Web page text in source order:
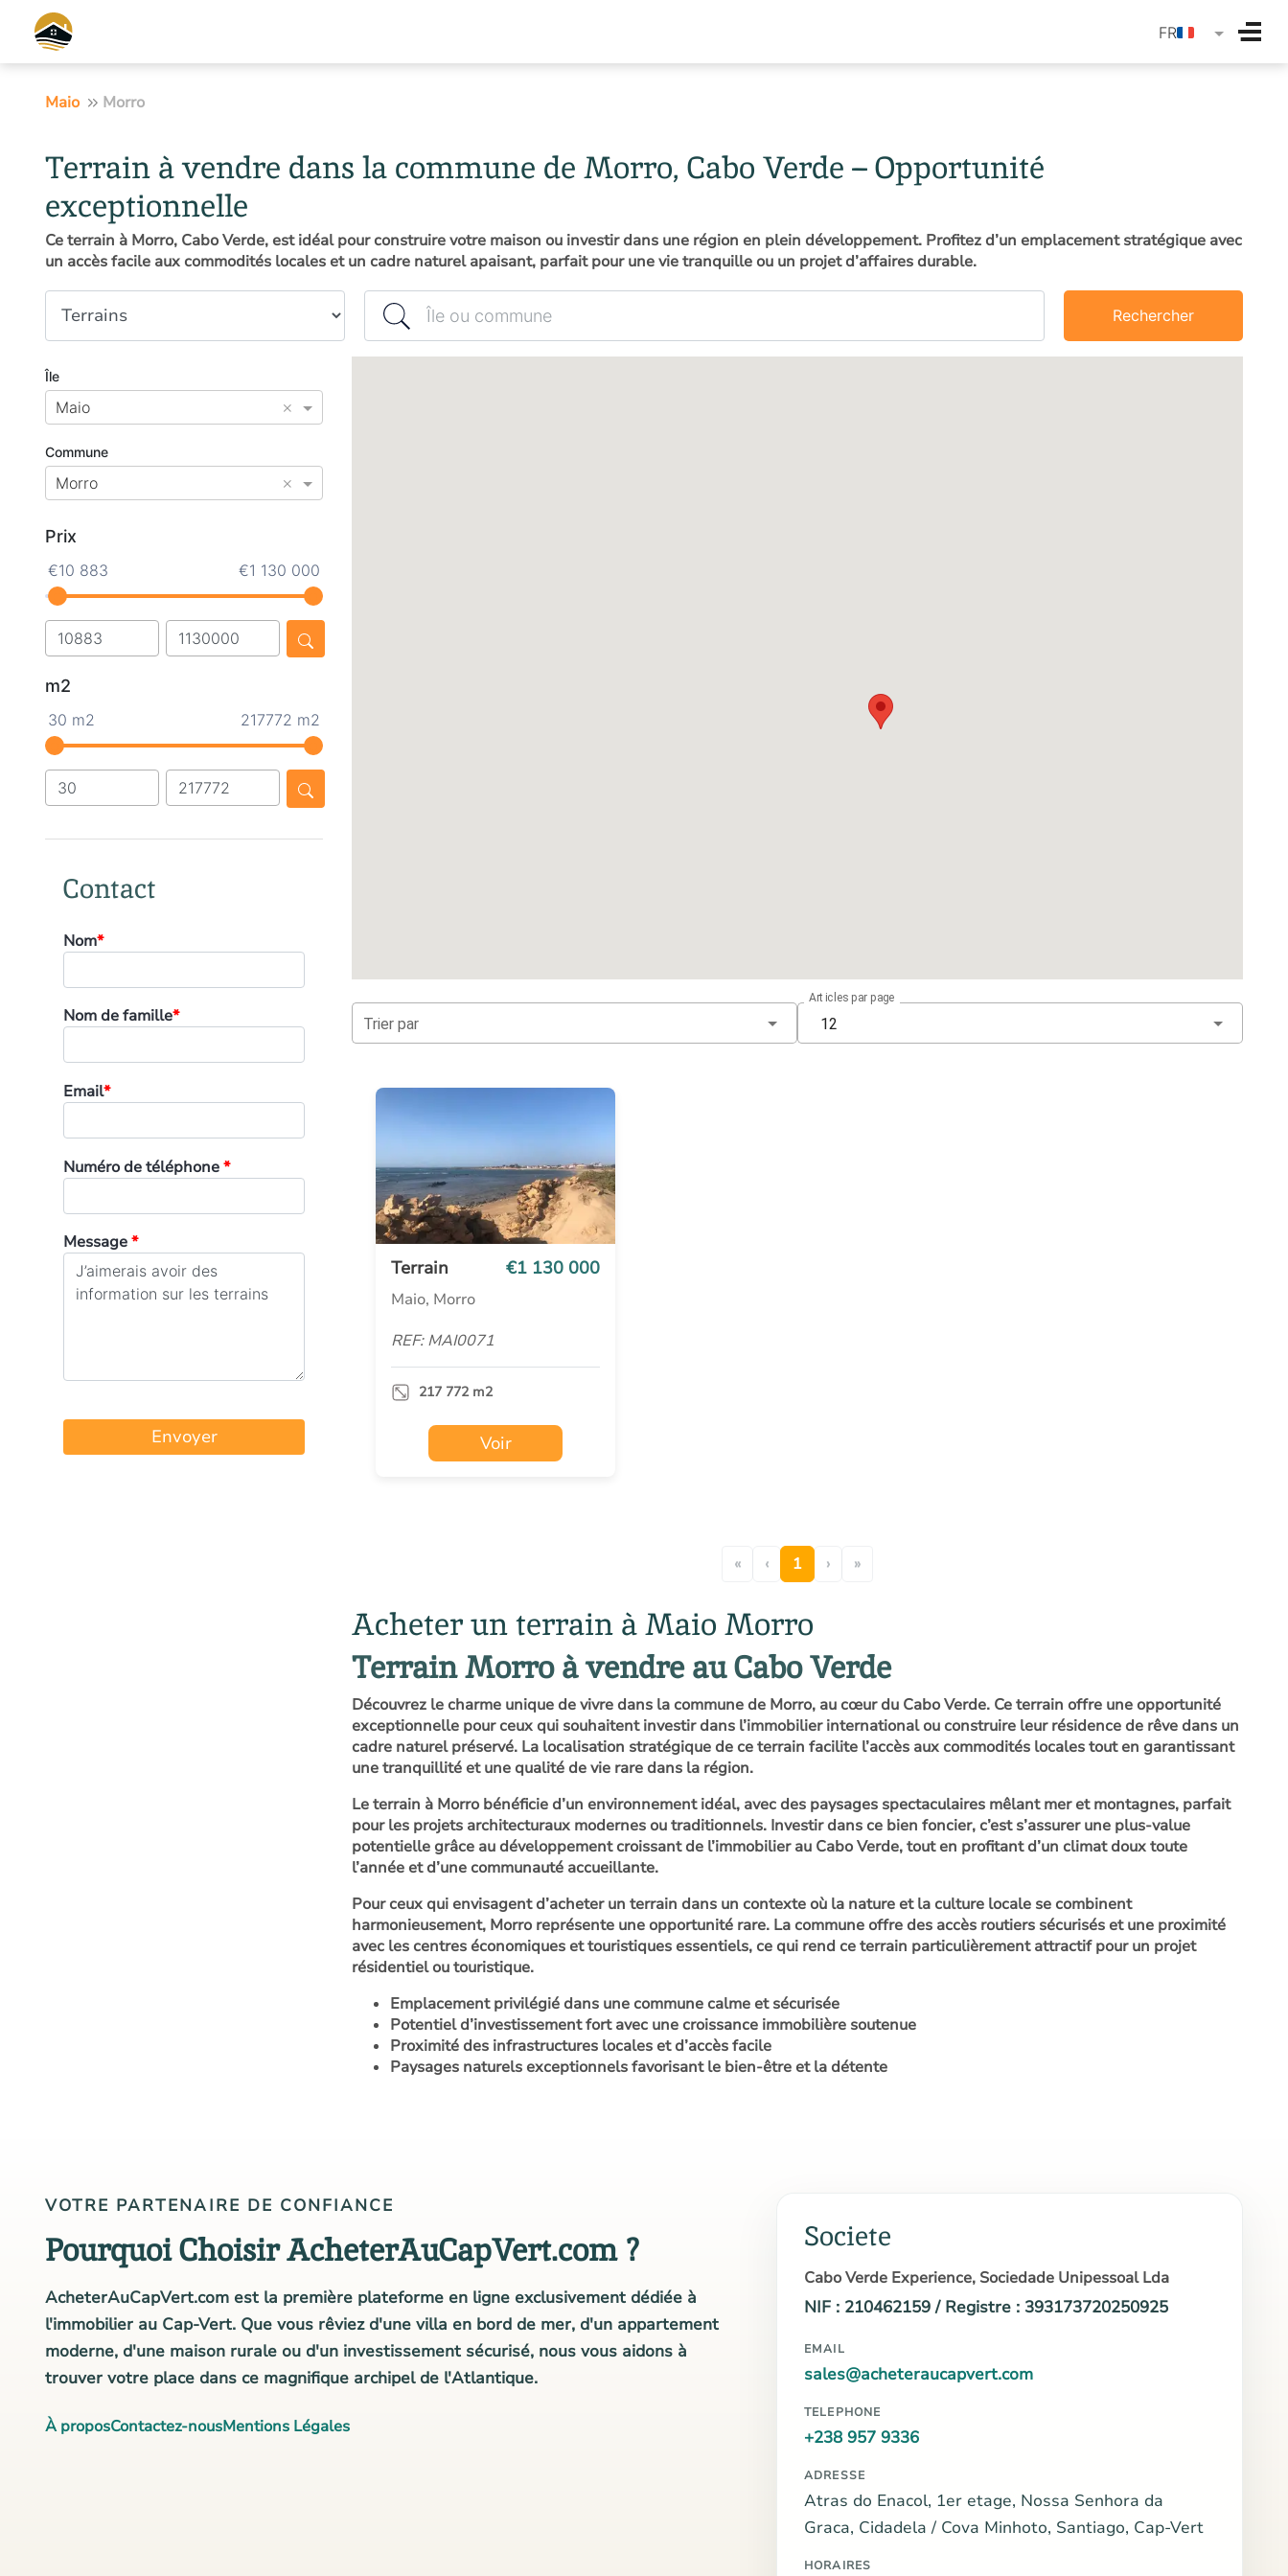
FR
Maio Morro
Terrain à vendre dans la commune de Morro, Cabo Verde – Opportunité
exceptionnelle
Ce terrain à Morro, Cabo Verde, est idéal pour construire votre maison ou investir dans une région en plein développement. Profitez d’un emplacement stratégique avec
un accès facile aux commodités locales et un cadre naturel apaisant, parfait pour une vie tranquille ou un projet d’affaires durable.
Île ou commune
Rechercher
Île
Maio ×
Commune
Morro ×
Prix
€10 883 €1 130 000
m2
30 m2 217772 m2
Contact
Nom*
Nom de famille*
Email*
Numéro de téléphone*
Message*
Envoyer
Trier par 12
Articles par page
Terrain €1 130 000
Maio, Morro
REF: MAI0071
217 772 m2
Voir
« ‹ 1 › »
Acheter un terrain à Maio Morro
Terrain Morro à vendre au Cabo Verde
Découvrez le charme unique de vivre dans la commune de Morro, au cœur du Cabo Verde. Ce terrain offre une opportunité
exceptionnelle pour ceux qui souhaitent investir dans l’immobilier international ou construire leur résidence de rêve dans un
cadre naturel préservé. La localisation stratégique de ce terrain facilite l’accès aux commodités locales tout en garantissant
une tranquillité et une qualité de vie rare dans la région.
Le terrain à Morro bénéficie d’un environnement idéal, avec des paysages spectaculaires mêlant mer et montagnes, parfait
pour les projets architecturaux modernes ou traditionnels. Investir dans ce bien foncier, c’est s’assurer une plus-value
potentielle grâce au développement croissant de l’immobilier au Cabo Verde, tout en profitant d’un climat doux toute
l’année et d’une communauté accueillante.
Pour ceux qui envisagent d’acheter un terrain dans un contexte où la nature et la culture locale se combinent
harmonieusement, Morro représente une opportunité rare. La commune offre des accès routiers sécurisés et une proximité
avec les centres économiques et touristiques essentiels, ce qui rend ce terrain particulièrement attractif pour un projet
résidentiel ou touristique.
Emplacement privilégié dans une commune calme et sécurisée
Potentiel d’investissement fort avec une croissance immobilière soutenue
Proximité des infrastructures locales et d’accès facile
Paysages naturels exceptionnels favorisant le bien-être et la détente
VOTRE PARTENAIRE DE CONFIANCE
Pourquoi Choisir AcheterAuCapVert.com ?
AcheterAuCapVert.com est la première plateforme en ligne exclusivement dédiée à
l'immobilier au Cap-Vert. Que vous rêviez d'une villa en bord de mer, d'un appartement
moderne, d'une maison rurale ou d'un investissement sécurisé, nous vous aidons à
trouver votre place dans ce magnifique archipel de l'Atlantique.
À proposContactez-nousMentions Légales
Societe
Cabo Verde Experience, Sociedade Unipessoal Lda
NIF : 210462159 / Registre : 393173720250925
EMAIL
sales@acheteraucapvert.com
TELEPHONE
+238 957 9336
ADRESSE
Atras do Enacol, 1er etage, Nossa Senhora da
Graca, Cidadela / Cova Minhoto, Santiago, Cap-Vert
HORAIRES